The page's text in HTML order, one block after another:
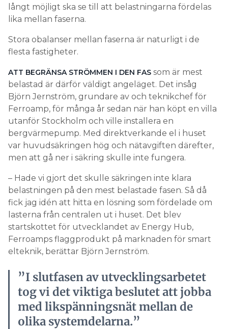
långt möjligt ska se till att belastningarna fördelas
lika mellan faserna.
Stora obalanser mellan faserna är naturligt i de
flesta fastigheter.
ATT BEGRÄNSA STRÖMMEN I DEN FAS som är mest
belastad är därför väldigt angeläget. Det insåg
Björn Jernström, grundare av och teknikchef för
Ferroamp, för många år sedan när han köpt en villa
utanför Stockholm och ville installera en
bergvärmepump. Med direktverkande el i huset
var huvudsäkringen hög och nätavgiften därefter,
men att gå ner i säkring skulle inte fungera.
– Hade vi gjort det skulle säkringen inte ­klara
belastningen på den mest belastade fasen. Så då
fick jag idén att hitta en lösning som fördelade om
lasterna från centralen ut i huset. Det blev
startskottet för utvecklandet av Energy Hub,
Ferroamps flaggprodukt på marknaden för smart
elteknik, berättar Björn Jernström.
”I slutfasen av utvecklingsarbetet
tog vi det viktiga beslutet att jobba
med likspänningsnät mellan de
olika systemdelarna.”